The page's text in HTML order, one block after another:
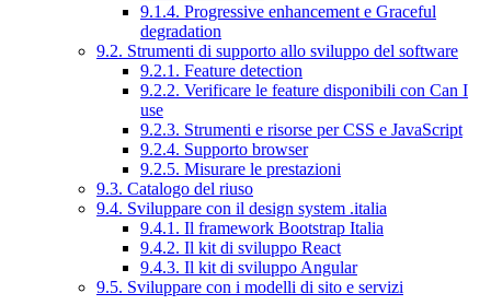
9.1.4. Progressive enhancement e Graceful
degradation
9.2. Strumenti di supporto allo sviluppo del software
9.2.1. Feature detection
9.2.2. Verificare le feature disponibili con Can I
use
9.2.3. Strumenti e risorse per CSS e JavaScript
9.2.4. Supporto browser
9.2.5. Misurare le prestazioni
9.3. Catalogo del riuso
9.4. Sviluppare con il design system .italia
9.4.1. Il framework Bootstrap Italia
9.4.2. Il kit di sviluppo React
9.4.3. Il kit di sviluppo Angular
9.5. Sviluppare con i modelli di sito e servizi